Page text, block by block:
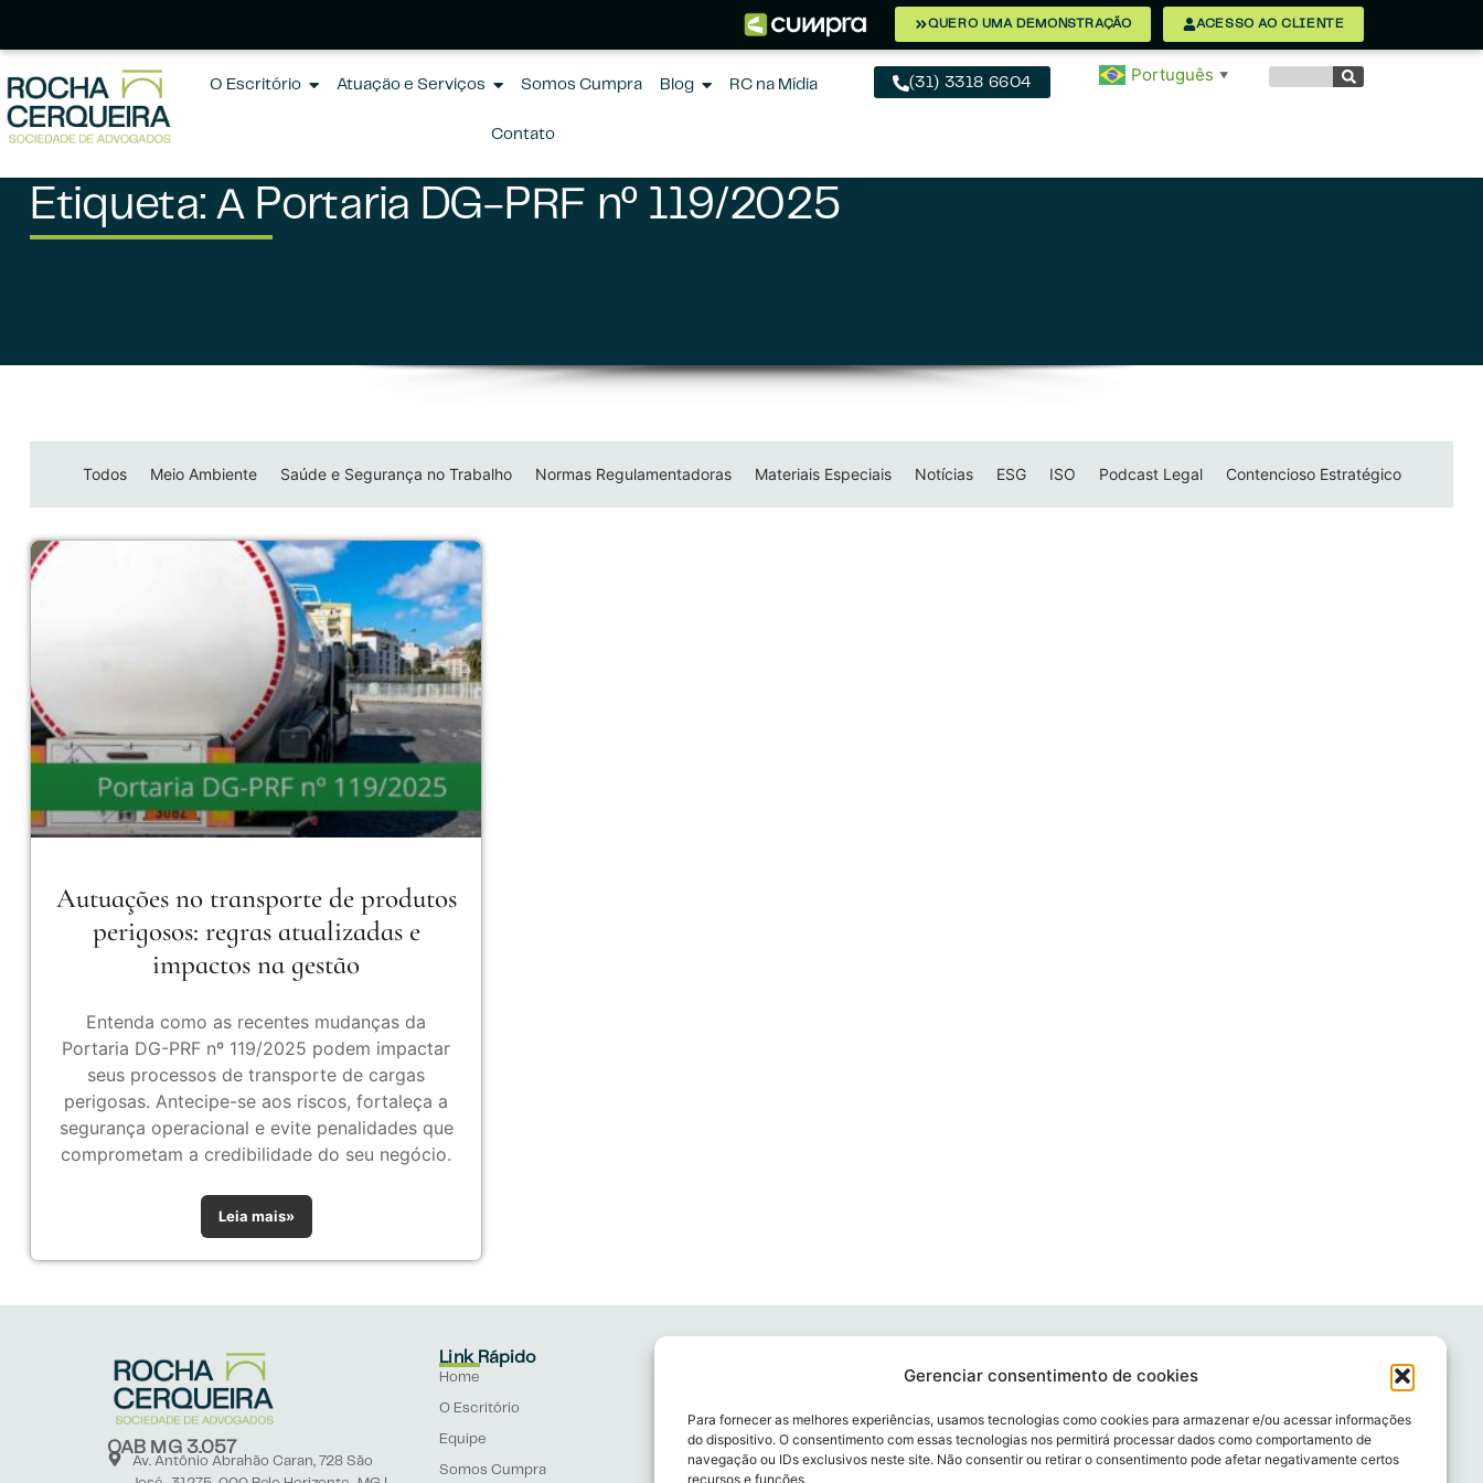
Gerenciar consentimento de cookies
Para fornecer as melhores experiências, usamos tecnologias como cookies para armazenar e/ou acessar informações
do dispositivo. O consentimento com essas tecnologias nos permitirá processar dados como comportamento de
navegação ou IDs exclusivos neste site. Não consentir ou retirar o consentimento pode afetar negativamente certos
recursos e funções.
QUERO UMA DEMONSTRAÇÃO ACESSO AO CLIENTE
O Escritório Atuação e Serviços Somos Cumpra Blog RC na Mídia
Contato
(31) 3318 6604 Português ▼
Etiqueta: A Portaria DG-PRF nº 119/2025
Todos Meio Ambiente Saúde e Segurança no Trabalho Normas Regulamentadoras Materiais Especiais Notícias ESG ISO Podcast Legal Contencioso Estratégico
Autuações no transporte de produtos
perigosos: regras atualizadas e
impactos na gestão
Entenda como as recentes mudanças da
Portaria DG-PRF nº 119/2025 podem impactar
seus processos de transporte de cargas
perigosas. Antecipe-se aos riscos, fortaleça a
segurança operacional e evite penalidades que
comprometam a credibilidade do seu negócio.
Leia mais»
OAB MG 3.057
Av. Antônio Abrahão Caran, 728 São
Link Rápido
Home
O Escritório
Equipe
Somos Cumpra
Consultoria Jurídica
Auditoria de Conformidade Legal
(31) 3318 6604
contato@rochacerqueira.com.br
Calendário Ambiental